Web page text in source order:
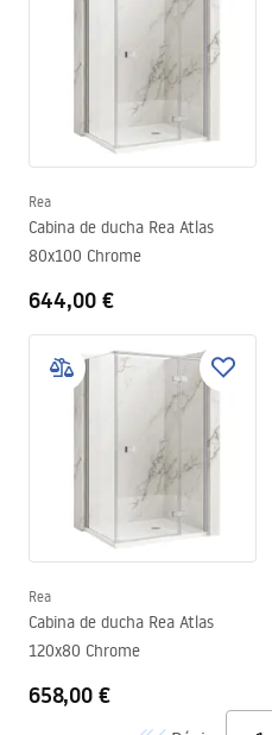
Rea
Cabina de ducha Rea Atlas
80x100 Chrome
644,00 €
Rea
Cabina de ducha Rea Atlas
120x80 Chrome
658,00 €